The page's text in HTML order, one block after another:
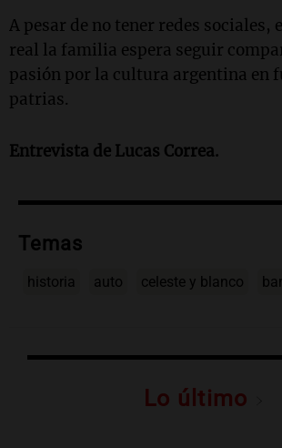
A pesar de no tener redes sociales,
real la familia espera seguir
pasión por la cultura argentina en
patrias.
Entrevista de Lucas Correa.
Temas
historia auto celeste y blanco
Lo último